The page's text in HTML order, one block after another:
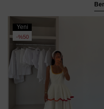
Yeni
Ürün
%50